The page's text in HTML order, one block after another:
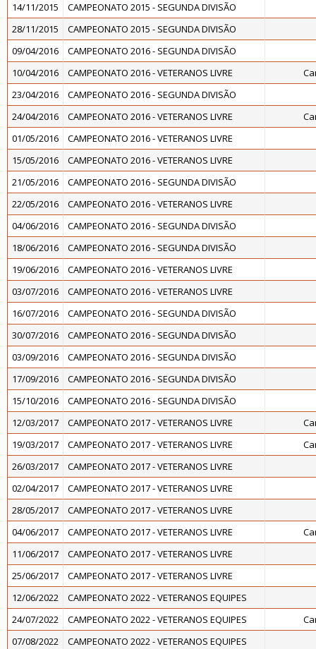
14/11/2015
CAMPEONATO 2015 - SEGUNDA DIVISÃO
28/11/2015
CAMPEONATO 2015 - SEGUNDA DIVISÃO
09/04/2016
CAMPEONATO 2016 - SEGUNDA DIVISÃO
10/04/2016
CAMPEONATO 2016 - VETERANOS LIVRE
23/04/2016
CAMPEONATO 2016 - SEGUNDA DIVISÃO
24/04/2016
CAMPEONATO 2016 - VETERANOS LIVRE
01/05/2016
CAMPEONATO 2016 - VETERANOS LIVRE
15/05/2016
CAMPEONATO 2016 - VETERANOS LIVRE
21/05/2016
CAMPEONATO 2016 - SEGUNDA DIVISÃO
22/05/2016
CAMPEONATO 2016 - VETERANOS LIVRE
04/06/2016
CAMPEONATO 2016 - SEGUNDA DIVISÃO
18/06/2016
CAMPEONATO 2016 - SEGUNDA DIVISÃO
19/06/2016
CAMPEONATO 2016 - VETERANOS LIVRE
03/07/2016
CAMPEONATO 2016 - VETERANOS LIVRE
16/07/2016
CAMPEONATO 2016 - SEGUNDA DIVISÃO
30/07/2016
CAMPEONATO 2016 - SEGUNDA DIVISÃO
03/09/2016
CAMPEONATO 2016 - SEGUNDA DIVISÃO
17/09/2016
CAMPEONATO 2016 - SEGUNDA DIVISÃO
15/10/2016
CAMPEONATO 2016 - SEGUNDA DIVISÃO
12/03/2017
CAMPEONATO 2017 - VETERANOS LIVRE
19/03/2017
CAMPEONATO 2017 - VETERANOS LIVRE
26/03/2017
CAMPEONATO 2017 - VETERANOS LIVRE
02/04/2017
CAMPEONATO 2017 - VETERANOS LIVRE
28/05/2017
CAMPEONATO 2017 - VETERANOS LIVRE
04/06/2017
CAMPEONATO 2017 - VETERANOS LIVRE
11/06/2017
CAMPEONATO 2017 - VETERANOS LIVRE
25/06/2017
CAMPEONATO 2017 - VETERANOS LIVRE
12/06/2022
CAMPEONATO 2022 - VETERANOS EQUIPES
24/07/2022
CAMPEONATO 2022 - VETERANOS EQUIPES
07/08/2022
CAMPEONATO 2022 - VETERANOS EQUIPES